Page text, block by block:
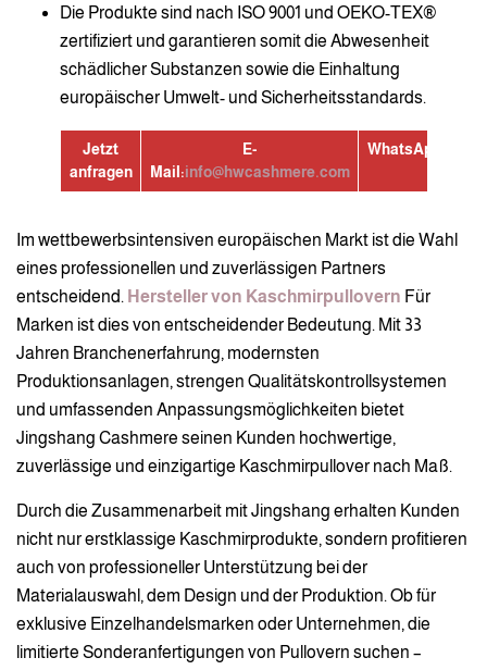
Die Produkte sind nach ISO 9001 und OEKO-TEX®
zertifiziert und garantieren somit die Abwesenheit
schädlicher Substanzen sowie die Einhaltung
europäischer Umwelt- und Sicherheitsstandards.
Jetzt
anfragen
E-
Mail:info@hwcashmere.com
WhatsApp:
Im wettbewerbsintensiven europäischen Markt ist die Wahl
eines professionellen und zuverlässigen Partners
entscheidend. Hersteller von Kaschmirpullovern Für
Marken ist dies von entscheidender Bedeutung. Mit 33
Jahren Branchenerfahrung, modernsten
Produktionsanlagen, strengen Qualitätskontrollsystemen
und umfassenden Anpassungsmöglichkeiten bietet
Jingshang Cashmere seinen Kunden hochwertige,
zuverlässige und einzigartige Kaschmirpullover nach Maß.
Durch die Zusammenarbeit mit Jingshang erhalten Kunden
nicht nur erstklassige Kaschmirprodukte, sondern profitieren
auch von professioneller Unterstützung bei der
Materialauswahl, dem Design und der Produktion. Ob für
exklusive Einzelhandelsmarken oder Unternehmen, die
limitierte Sonderanfertigungen von Pullovern suchen –